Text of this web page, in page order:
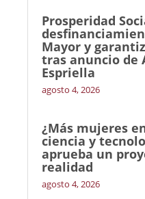
Prosperidad
Mayor y
tras anuncio de
Espriella
agosto 4, 2026
¿Más mujeres
ciencia y
aprueba un
realidad
agosto 4, 2026